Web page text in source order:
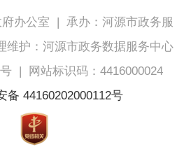
办公室 | 承办：河源市政务服
维护：河源市政务数据服务中心
|
网站标识码：4416000024
备 44160202000112号